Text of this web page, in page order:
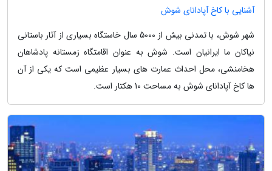
آشنایی با کاخ آپادانای شوش
شهر شوش، با تمدنی بیش از 5000 سال خاستگاه بسیاری از آثار باستانی
نیاکان ما ایرانیان است. شوش به عنوان اقامتگاه زمستانه پادشاهان
هخامنشی، محل احداث عمارت های بسیار عظیمی است که یکی از آن
ها کاخ آپادانای شوش به مساحت 10 هکتار است.